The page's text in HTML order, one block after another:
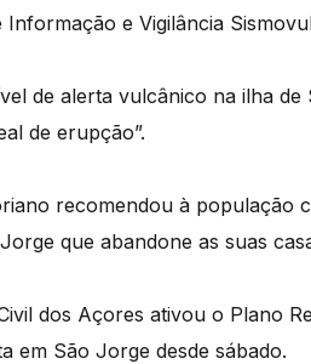
e Vigilância
de alerta vulcânico na ilha
de erupção”.
recomendou à população
que abandone as suas
dos Açores ativou o Plano
em São Jorge desde sábado.